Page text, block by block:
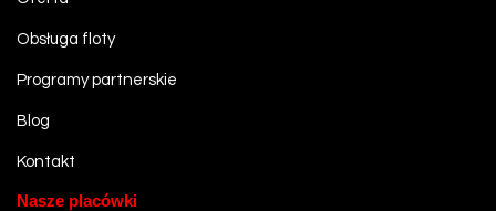
Obsługa floty
Programy partnerskie
Blog
Kontakt
Nasze placówki